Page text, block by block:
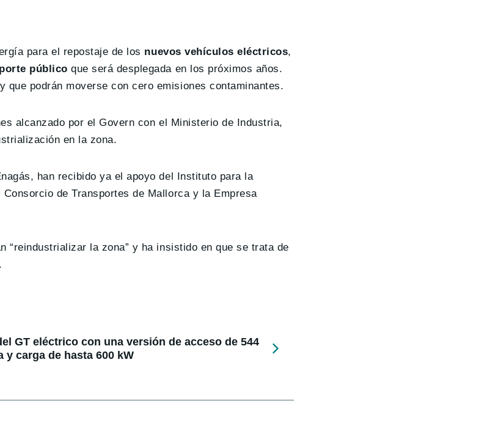
para el repostaje de los nuevos vehículos eléctricos,
público que será desplegada en los próximos años.
podrán moverse con cero emisiones contaminantes.
alcanzado por el Govern con el Ministerio de Industria,
en la zona.
han recibido ya el apoyo del Instituto para la
de Transportes de Mallorca y la Empresa
“reindustrializar la zona” y ha insistido en que se trata de
GT eléctrico con una versión de acceso de 544
y carga de hasta 600 kW